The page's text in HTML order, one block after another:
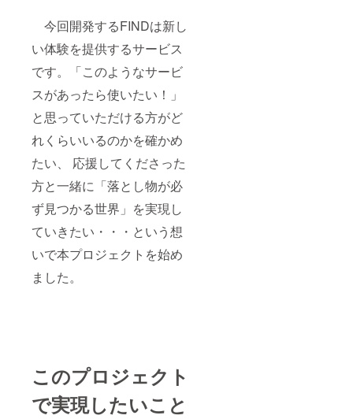
今回開発するFINDは新し
い体験を提供するサービス
です。「このようなサービ
スがあったら使いたい！」
と思っていただける方がど
れくらいいるのかを確かめ
たい、 応援してくださった
方と一緒に「落とし物が必
ず見つかる世界」を実現し
ていきたい・・・という想
いで本プロジェクトを始め
ました。
このプロジェクト
で実現したいこと